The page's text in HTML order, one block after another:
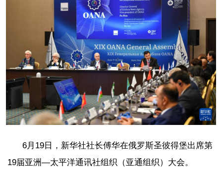
6月19日，新华社社长傅华在俄罗斯圣彼得堡出席第
19届亚洲—太平洋通讯社组织（亚通组织）大会。